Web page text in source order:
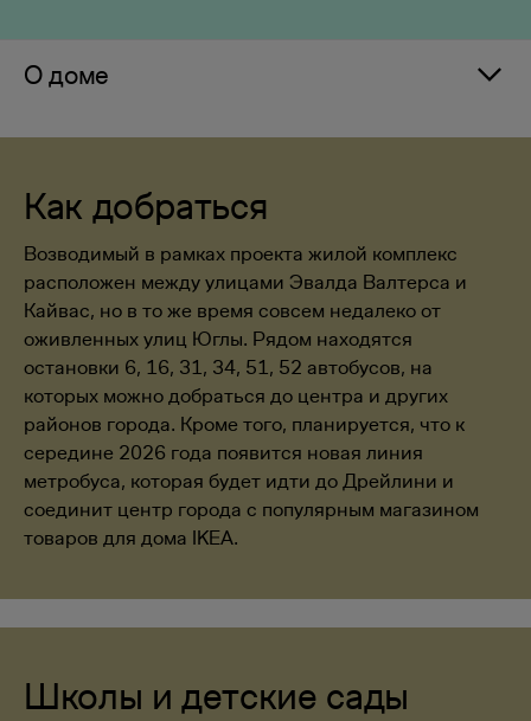
О доме
Как добраться
Возводимый в рамках проекта жилой комплекс
расположен между улицами Эвалда Валтерса и
Кайвас, но в то же время совсем недалеко от
оживленных улиц Юглы. Рядом находятся
остановки 6, 16, 31, 34, 51, 52 автобусов, на
которых можно добраться до центра и других
районов города. Кроме того, планируется, что к
середине 2026 года появится новая линия
метробуса, которая будет идти до Дрейлини и
соединит центр города с популярным магазином
товаров для дома IKEA.
Школы и детские сады